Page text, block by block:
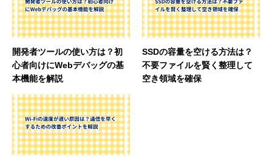
開発者ツールの使い方は？初
心者向けにWebデバッグの基
本機能を解説
SSDの容量を空ける方法は？
不要ファイルを賢く整理して
空き領域を確保